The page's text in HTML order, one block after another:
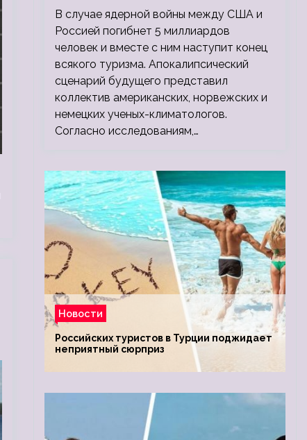
миллионов, а потом 5 миллиардов
людей
В случае ядерной войны между США и
Россией погибнет 5 миллиардов
человек и вместе с ним наступит конец
всякого туризма. Апокалипсический
сценарий будущего представил
коллектив американских, норвежских и
немецких ученых-климатологов.
Согласно исследованиям,…
Новости
Российских туристов в Турции поджидает
неприятный сюрприз